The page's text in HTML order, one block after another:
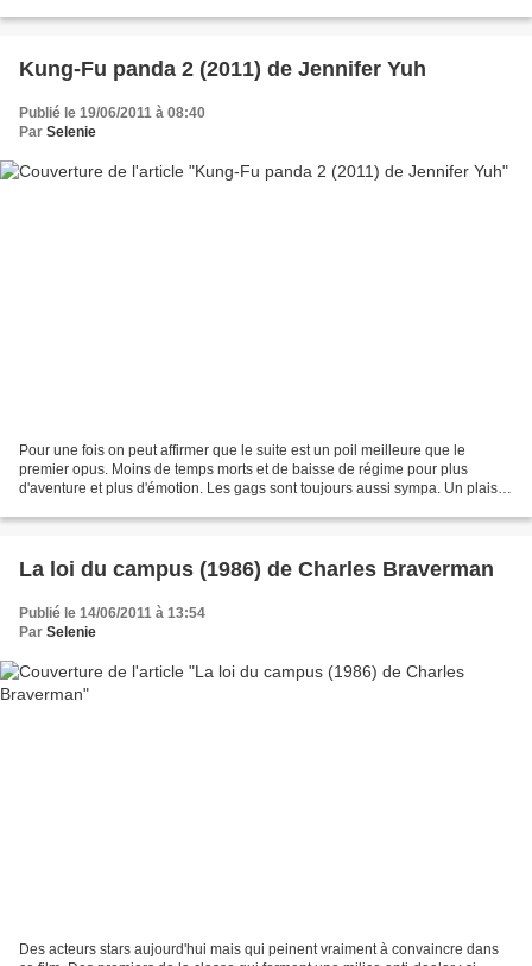
Kung-Fu panda 2 (2011) de Jennifer Yuh
Publié le 19/06/2011 à 08:40
Par Selenie
Pour une fois on peut affirmer que le suite est un poil meilleure que le
premier opus. Moins de temps morts et de baisse de régime pour plus
d'aventure et plus d'émotion. Les gags sont toujours aussi sympa. Un plaisir
La loi du campus (1986) de Charles Braverman
Publié le 14/06/2011 à 13:54
Par Selenie
Des acteurs stars aujourd'hui mais qui peinent vraiment à convaincre dans